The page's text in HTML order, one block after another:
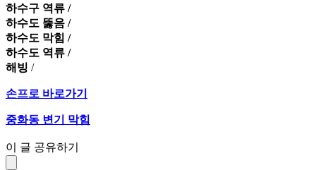
하수구 역류 /
하수도 뚫음 /
하수도 막힘 /
하수도 역류 /
해빙 /
손프로 바로가기
중화동 변기 막힘
이 글 공유하기